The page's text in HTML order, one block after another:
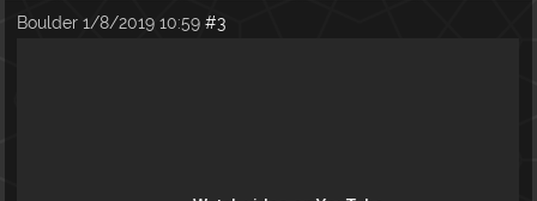
Boulder 1/8/2019 10:59 #3